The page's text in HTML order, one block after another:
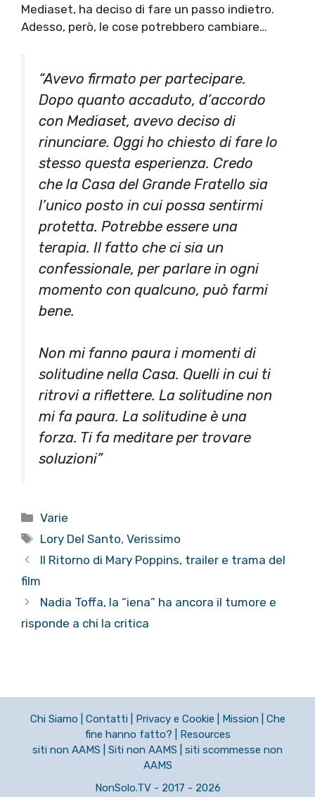
Mediaset, ha deciso di fare un passo indietro.
Adesso, però, le cose potrebbero cambiare…
“Avevo firmato per partecipare.
Dopo quanto accaduto, d’accordo
con Mediaset, avevo deciso di
rinunciare. Oggi ho chiesto di fare lo
stesso questa esperienza. Credo
che la Casa del Grande Fratello sia
l’unico posto in cui possa sentirmi
protetta. Potrebbe essere una
terapia. Il fatto che ci sia un
confessionale, per parlare in ogni
momento con qualcuno, può farmi
bene.
Non mi fanno paura i momenti di
solitudine nella Casa. Quelli in cui ti
ritrovi a riflettere. La solitudine non
mi fa paura. La solitudine è una
forza. Ti fa meditare per trovare
soluzioni”
Categorie
Varie
Tag
Lory Del Santo,Verissimo
Il Ritorno di Mary Poppins, trailer e trama del
film
Nadia Toffa, la “iena” ha ancora il tumore e
risponde a chi la critica
Chi Siamo Contatti Privacy e Cookie Mission
Che
fine hanno fatto?
Resources
siti non AAMS
Siti non AAMS
siti scommesse non
AAMS
NonSolo.TV - 2017 - 2026